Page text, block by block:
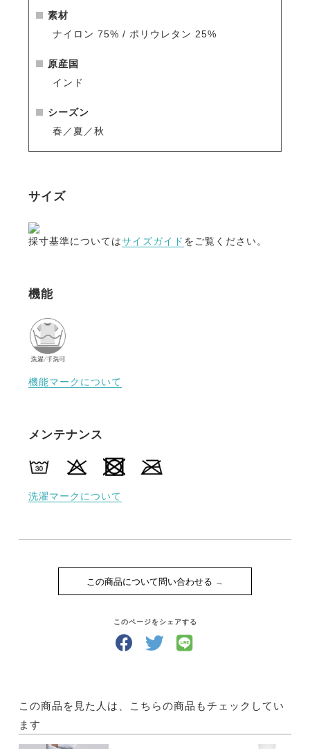
ださい。
素材
ナイロン 75% / ポリウレタン 25%
原産国
インド
シーズン
春／夏／秋
サイズ
採寸基準についてはサイズガイド をご覧ください。
機能
機能マークについて
メンテナンス
洗濯マークについて
この商品について問い合わせる
このページをシェアする
この商品を見た人は、こちらの商品もチェックしてい
ます